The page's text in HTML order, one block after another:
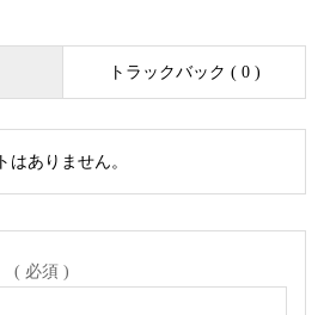
トラックバック ( 0 )
はありません。
( 必須 )